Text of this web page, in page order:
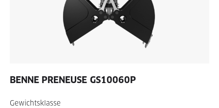
BENNE PRENEUSE GS10060P
Gewichtsklasse